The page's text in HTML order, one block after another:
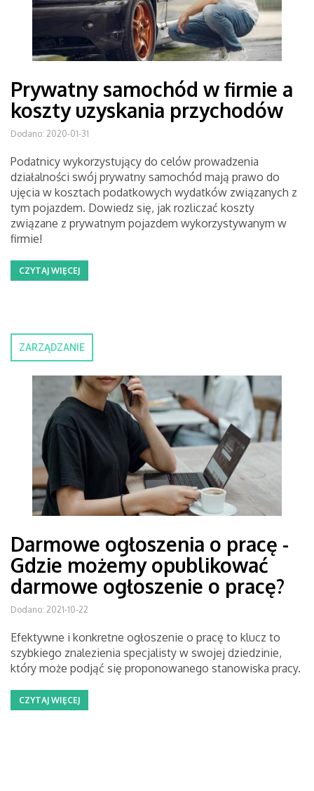
Prywatny samochód w firmie a
koszty uzyskania przychodów
Dodano: 2020-01-31
Podatnicy wykorzystujący do celów prowadzenia
działalności swój prywatny samochód mają prawo do
ujęcia w kosztach podatkowych wydatków związanych z
tym pojazdem. Dowiedz się, jak rozliczać koszty
związane z prywatnym pojazdem wykorzystywanym w
firmie!
CZYTAJ WIĘCEJ
ZARZĄDZANIE
Darmowe ogłoszenia o pracę -
Gdzie możemy opublikować
darmowe ogłoszenie o pracę?
Dodano: 2021-10-22
Efektywne i konkretne ogłoszenie o pracę to klucz to
szybkiego znalezienia specjalisty w swojej dziedzinie,
który może podjąć się proponowanego stanowiska pracy.
CZYTAJ WIĘCEJ